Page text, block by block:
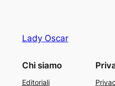
Lady Oscar
Chi siamo
Editoriali